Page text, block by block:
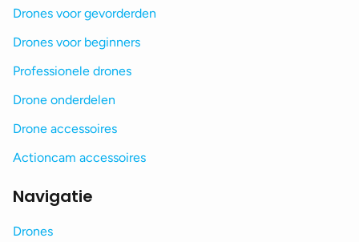
Drones voor gevorderden
Drones voor beginners
Professionele drones
Drone onderdelen
Drone accessoires
Actioncam accessoires
Navigatie
Drones